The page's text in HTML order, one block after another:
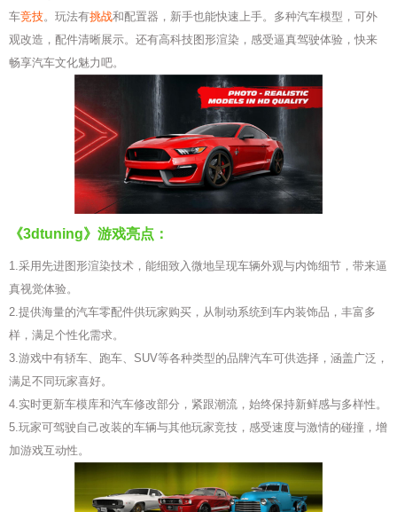
车竞技。玩法有挑战和配置器，新手也能快速上手。多种汽车模型，可外
观改造，配件清晰展示。还有高科技图形渲染，感受逼真驾驶体验，快来
畅享汽车文化魅力吧。
《3dtuning》游戏亮点：
1.采用先进图形渲染技术，能细致入微地呈现车辆外观与内饰细节，带来逼
真视觉体验。
2.提供海量的汽车零配件供玩家购买，从制动系统到车内装饰品，丰富多
样，满足个性化需求。
3.游戏中有轿车、跑车、SUV等各种类型的品牌汽车可供选择，涵盖广泛，
满足不同玩家喜好。
4.实时更新车模库和汽车修改部分，紧跟潮流，始终保持新鲜感与多样性。
5.玩家可驾驶自己改装的车辆与其他玩家竞技，感受速度与激情的碰撞，增
加游戏互动性。